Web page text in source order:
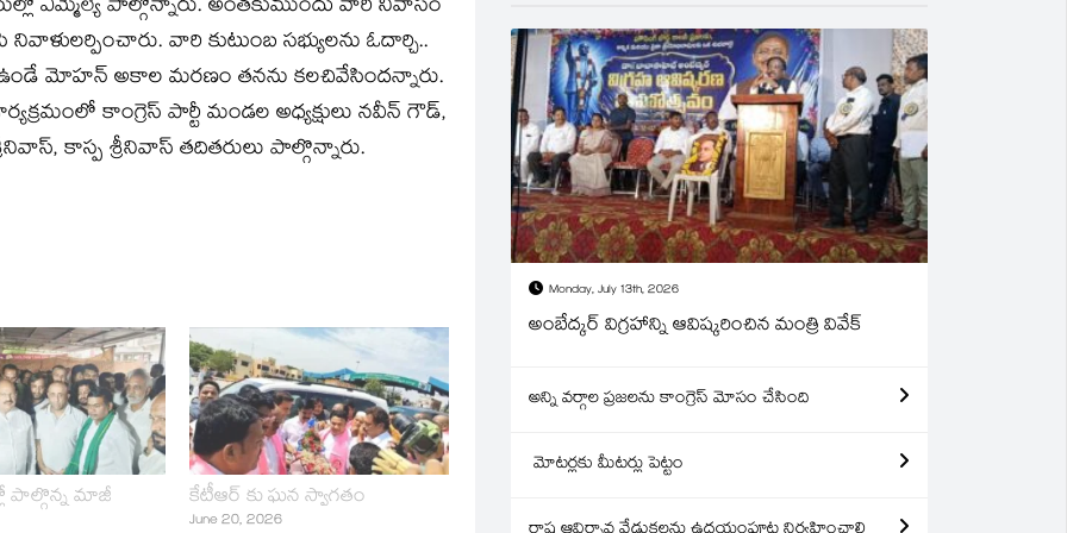
ఎమ్మెల్యే పాల్గొన్నారు. అంతకుముందు వారి నివాసం
వారి కుటుంబ సభ్యులను ఓదార్చి..
ఉండే మోహన్ అకాల మరణం తనను కలచివేసిందన్నారు.
కాంగ్రెస్ పార్టీ మండల అధ్యక్షులు నవీన్ గౌడ్,
కాస్ప శ్రీనివాస్ తదితరులు పాల్గొన్నారు.
పాల్గొన్న మాజీ కేటీఆర్ కు ఘన స్వాగతం
June 20, 2026
Monday, July 13th, 2026
అంబేద్కర్ విగ్రహాన్ని ఆవిష్కరించిన మంత్రి వివేక్
అన్ని వర్గాల ప్రజలను కాంగ్రెస్ మోసం చేసింది
మోటర్లకు మీటర్లు పెట్టం